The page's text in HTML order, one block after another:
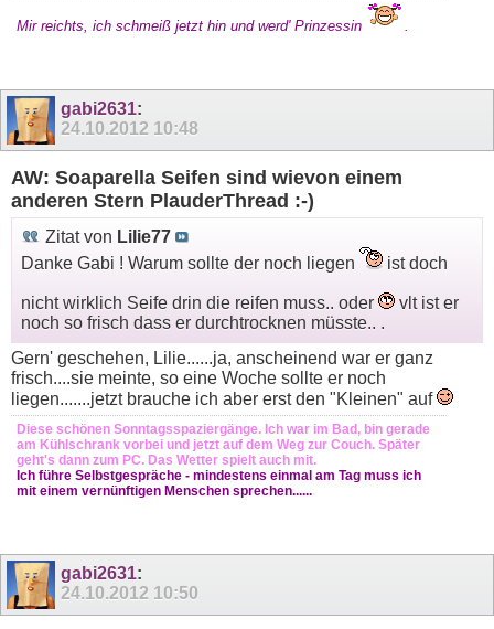
Mir reichts, ich schmeiß jetzt hin und werd' Prinzessin .
gabi2631:
24.10.2012 10:48
AW: Soaparella Seifen sind wievon einem
anderen Stern PlauderThread :-)
Zitat von Lilie77
Danke Gabi ! Warum sollte der noch liegen
ist doch
nicht wirklich Seife drin die reifen muss.. oder
vlt ist er
noch so frisch dass er durchtrocknen müsste.. .
Gern' geschehen, Lilie......ja, anscheinend war er ganz
frisch....sie meinte, so eine Woche sollte er noch
liegen.......jetzt brauche ich aber erst den "Kleinen" auf
Diese schönen Sonntagsspaziergänge. Ich war im Bad, bin gerade
am Kühlschrank vorbei und jetzt auf dem Weg zur Couch. Später
geht's dann zum PC. Das Wetter spielt auch mit.
Ich führe Selbstgespräche - mindestens einmal am Tag muss ich
mit einem vernünftigen Menschen sprechen......
gabi2631:
24.10.2012 10:50